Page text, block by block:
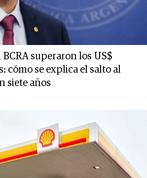
BCRA superaron los US$
cómo se explica el salto al
siete años